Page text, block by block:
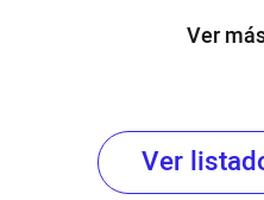
Ver
Ver